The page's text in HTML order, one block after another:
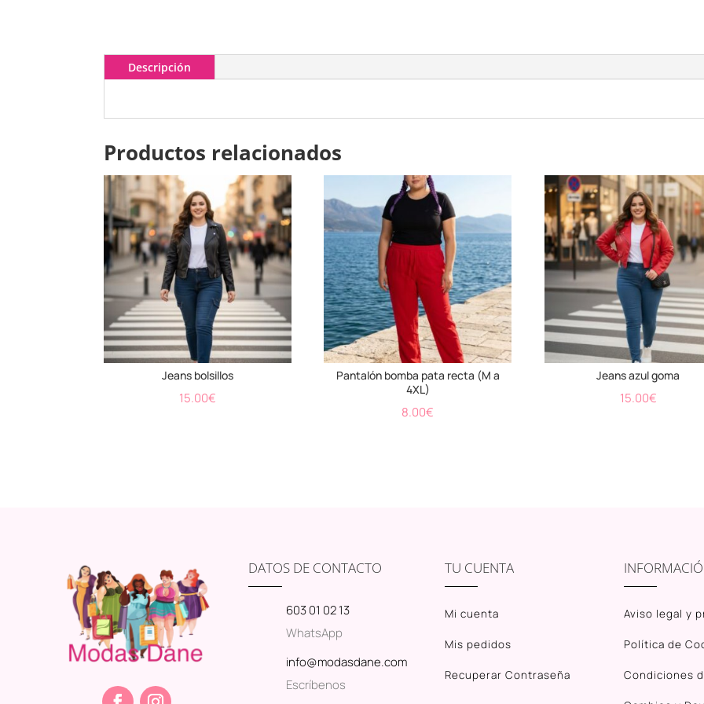
Descripción
Productos relacionados
Jeans bolsillos
15.00€
Pantalón bomba pata recta (M a
4XL)
8.00€
Jeans azul goma
15.00€
DATOS DE CONTACTO
603 01 02 13
WhatsApp
info@modasdane.com
Escríbenos
TU CUENTA
Mi cuenta
Mis pedidos
Recuperar Contraseña
Aviso legal y
Política de
Condiciones